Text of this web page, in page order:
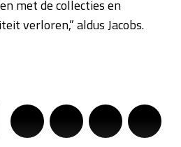
met de collecties en
verloren,” aldus Jacobs.